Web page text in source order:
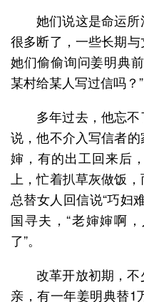
她们说这是命运
很多断了，一些长期与
她们偷偷询问姜明典
某村给某人写过信吗？”
多年过去，他忘
说，他不介入写信者
婶，有的出工回来后
上，忙着扒草灰做饭
总替女人回信说“巧妇
国寻夫，“老婶婶啊
了”。
改革开放初期，
亲，有一年姜明典替1